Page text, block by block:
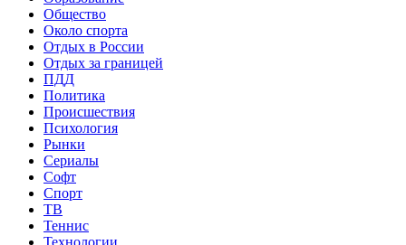
Общество
Около спорта
Отдых в России
Отдых за границей
ПДД
Политика
Происшествия
Психология
Рынки
Сериалы
Софт
Спорт
ТВ
Теннис
Технологии